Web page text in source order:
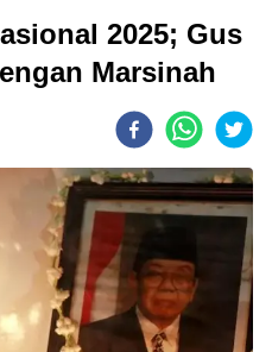
2025; Gus
Marsinah